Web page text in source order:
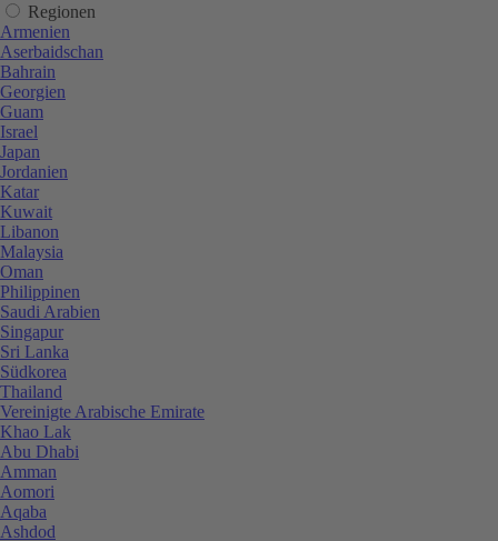
Regionen
Armenien
Aserbaidschan
Bahrain
Georgien
Guam
Israel
Japan
Jordanien
Katar
Kuwait
Libanon
Malaysia
Oman
Philippinen
Saudi Arabien
Singapur
Sri Lanka
Südkorea
Thailand
Vereinigte Arabische Emirate
Khao Lak
Abu Dhabi
Amman
Aomori
Aqaba
Ashdod